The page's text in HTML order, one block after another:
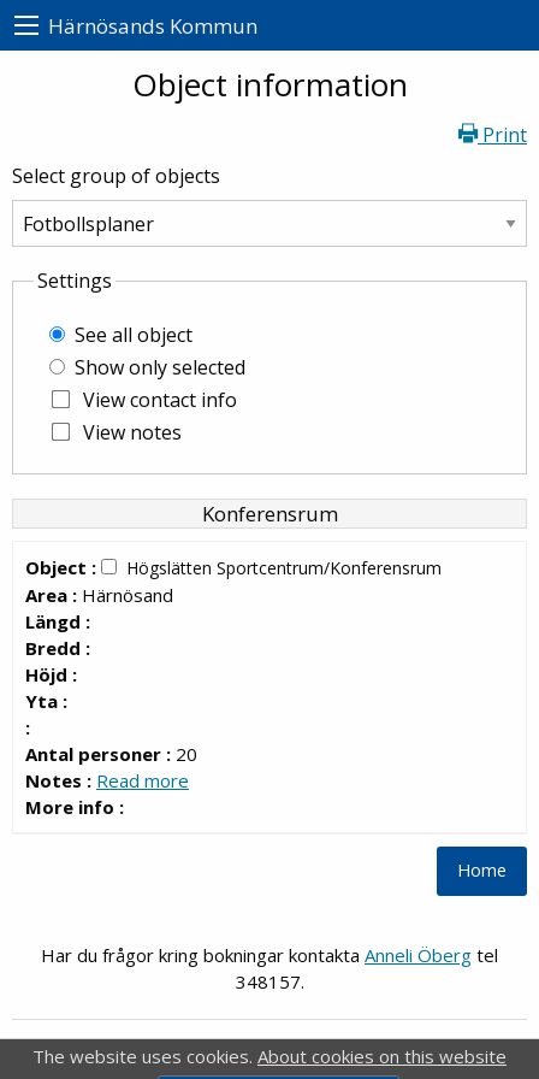
Härnösands Kommun
Object information
Print
Select group of objects
Settings
See all object
Show only selected
View contact info
View notes
Konferensrum
Object : Högslätten Sportcentrum/Konferensrum
Area : Härnösand
Längd :
Bredd :
Höjd :
Yta :
:
Antal personer : 20
Notes : Read more
More info :
Har du frågor kring bokningar kontakta Anneli Öberg tel
348157.
FRI Webb-Bokning
® is a registrered trademark of Idavall Data AB .
The website uses cookies. About cookies on this website